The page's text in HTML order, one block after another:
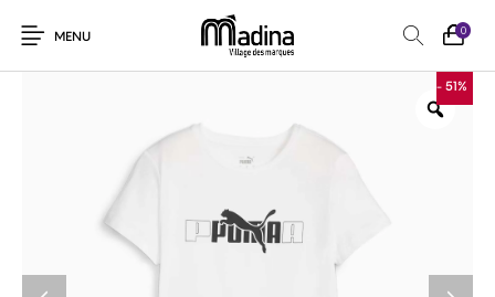
MENU
0
- 51%